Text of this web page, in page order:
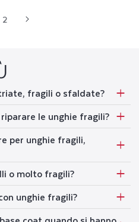
2
fragili o sfaldate?
le unghie fragili?
per unghie fragili,
o molto fragili?
unghie fragili?